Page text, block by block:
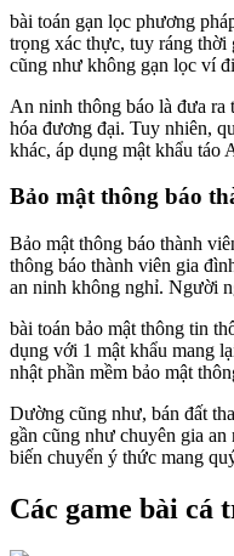
bài toán gạn lọc phương
trọng xác thực, tuy ráng
cũng như không gạn lọc ví
An ninh thông báo là đưa ra
hóa đương đại. Tuy nhiên,
khác, áp dụng mật khẩu táo
Bảo mật thông báo
Bảo mật thông báo thành
thông báo thành viên gia
an ninh không nghỉ. Người
bài toán bảo mật thông tin
dụng với 1 mật khẩu mang
nhật phần mềm bảo mật
Dường cũng như, bán đất
gần cũng như chuyên gia
biến chuyển ý thức mang
Các game bài cá